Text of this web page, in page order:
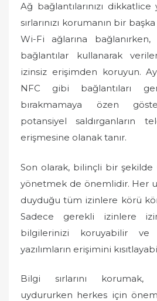
Ağ bağlantılarınızı
sırlarınızı korumanın bir
Wi-Fi ağlarına
bağlantılar kullanarak
izinsiz erişimden koruyun.
NFC gibi bağlantıları
bırakmamaya özen
potansiyel saldırganların
erişmesine olanak tanır.
Son olarak, bilinçli bir
yönetmek de önemlidir. Her
duyduğu tüm izinlere körü
Sadece gerekli izinlere
bilgilerinizi koruyabilir ve
yazılımların erişimini
Bilgi sırlarını korumak,
uydururken herkes için